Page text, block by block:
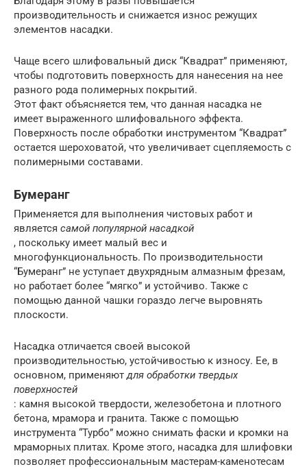
производительность и снижается износ режущих
элементов насадки.
Чаще всего шлифовальный диск “Квадрат” применяют,
чтобы подготовить поверхность для нанесения на нее
разного рода полимерных покрытий.
Этот факт объясняется тем, что данная насадка не
имеет выраженного шлифовального эффекта.
Поверхность после обработки инструментом “Квадрат”
остается шероховатой, что увеличивает сцепляемость с
полимерными составами.
Бумеранг
Применяется для выполнения чистовых работ и
является самой популярной насадкой
, поскольку имеет малый вес и
многофункциональность. По производительности
“Бумеранг” не уступает двухрядным алмазным фрезам,
но работает более “мягко” и устойчиво. Также с
помощью данной чашки гораздо легче выровнять
плоскости.
Насадка отличается своей высокой
производительностью, устойчивостью к износу. Ее, в
основном, применяютдля обработки твердых
поверхностей
: камня высокой твердости, железобетона и плотного
бетона, мрамора и гранита. Также с помощью
инструмента “Турбо” можно снимать фаски и кромки на
мраморных плитах. Кроме этого, насадка для шлифовки
позволяет профессиональным мастерам-каменотесам